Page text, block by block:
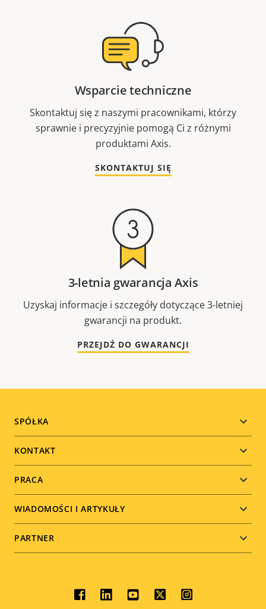
Wsparcie techniczne
Skontaktuj się z naszymi pracownikami, którzy
sprawnie i precyzyjnie pomogą Ci z różnymi
produktami Axis.
SKONTAKTUJ SIĘ
3-letnia gwarancja Axis
Uzyskaj informacje i szczegóły dotyczące 3-letniej
gwarancji na produkt.
PRZEJDŹ DO GWARANCJI
Footer
menu
SPÓŁKA
KONTAKT
PRACA
WIADOMOŚCI I ARTYKUŁY
PARTNER
Social